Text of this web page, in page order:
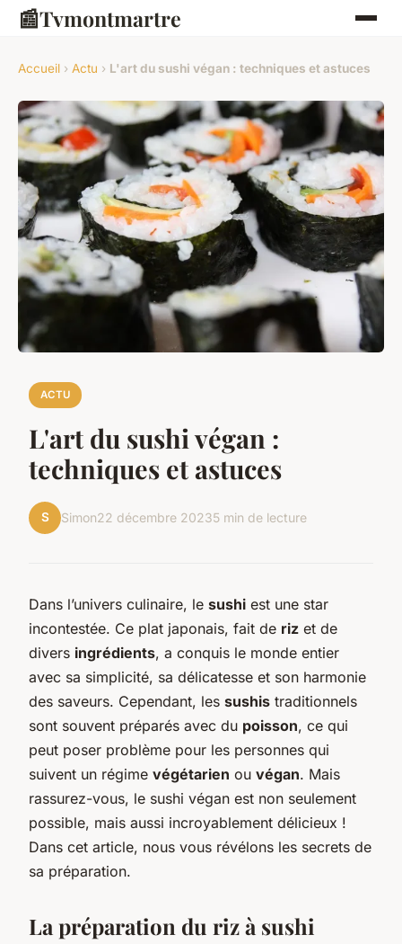
📰Tvmontmartre
Accueil › Actu › L'art du sushi végan : techniques et astuces
ACTU
L'art du sushi végan :
techniques et astuces
S Simon22 décembre 20235 min de lecture
Dans l’univers culinaire, le sushi est une star
incontestée. Ce plat japonais, fait de riz et de
divers ingrédients, a conquis le monde entier
avec sa simplicité, sa délicatesse et son harmonie
des saveurs. Cependant, les sushis traditionnels
sont souvent préparés avec du poisson, ce qui
peut poser problème pour les personnes qui
suivent un régime végétarien ou végan. Mais
rassurez-vous, le sushi végan est non seulement
possible, mais aussi incroyablement délicieux !
Dans cet article, nous vous révélons les secrets de
sa préparation.
La préparation du riz à sushi